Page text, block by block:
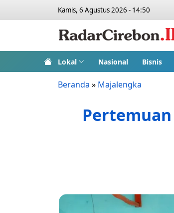
Kamis, 6 Agustus 2026 - 14:50
Lokal Nasional Bisnis
Beranda » Majalengka